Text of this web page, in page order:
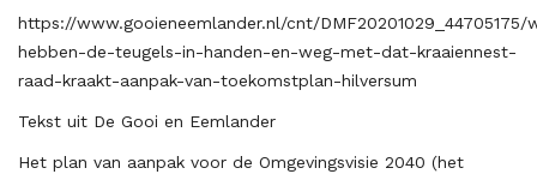
https://www.gooieneemlander.nl/cnt/DMF20201029_44705175/
hebben-de-teugels-in-handen-en-weg-met-dat-kraaiennest-
raad-kraakt-aanpak-van-toekomstplan-hilversum
Tekst uit De Gooi en Eemlander
Het plan van aanpak voor de Omgevingsvisie 2040 (het